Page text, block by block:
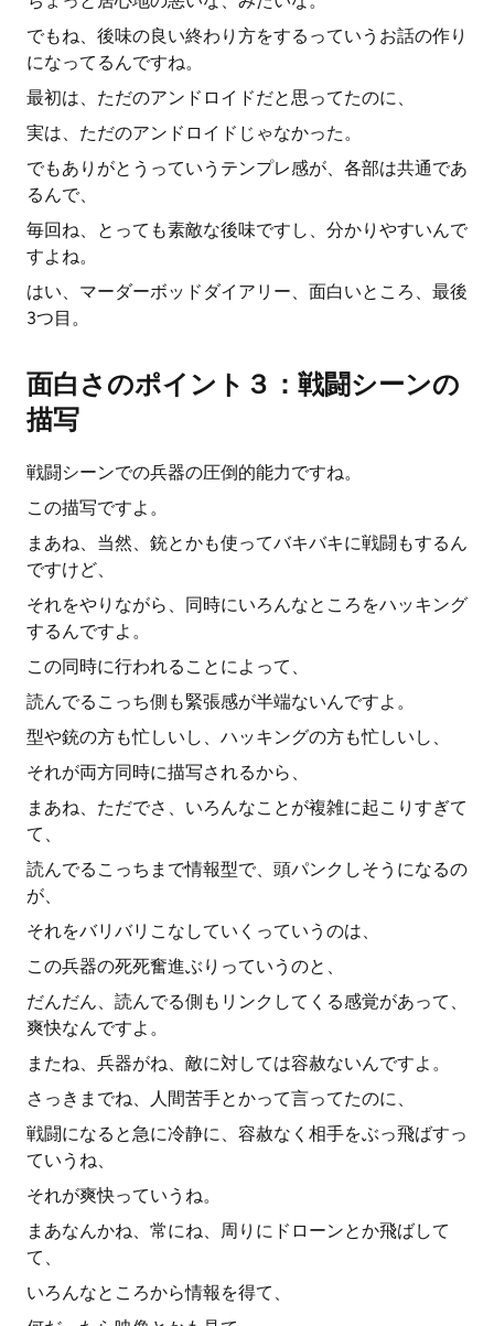
でもね、後味の良い終わり方をするっていうお話の作り
になってるんですね。
最初は、ただのアンドロイドだと思ってたのに、
実は、ただのアンドロイドじゃなかった。
でもありがとうっていうテンプレ感が、各部は共通であ
るんで、
毎回ね、とっても素敵な後味ですし、分かりやすいんで
すよね。
はい、マーダーボッドダイアリー、面白いところ、最後
3つ目。
面白さのポイント３：戦闘シーンの
描写
戦闘シーンでの兵器の圧倒的能力ですね。
この描写ですよ。
まあね、当然、銃とかも使ってバキバキに戦闘もするん
ですけど、
それをやりながら、同時にいろんなところをハッキング
するんですよ。
この同時に行われることによって、
読んでるこっち側も緊張感が半端ないんですよ。
型や銃の方も忙しいし、ハッキングの方も忙しいし、
それが両方同時に描写されるから、
まあね、ただでさ、いろんなことが複雑に起こりすぎて
て、
読んでるこっちまで情報型で、頭パンクしそうになるの
が、
それをバリバリこなしていくっていうのは、
この兵器の死死奮進ぶりっていうのと、
だんだん、読んでる側もリンクしてくる感覚があって、
爽快なんですよ。
またね、兵器がね、敵に対しては容赦ないんですよ。
さっきまでね、人間苦手とかって言ってたのに、
戦闘になると急に冷静に、容赦なく相手をぶっ飛ばすっ
ていうね、
それが爽快っていうね。
まあなんかね、常にね、周りにドローンとか飛ばして
て、
いろんなところから情報を得て、